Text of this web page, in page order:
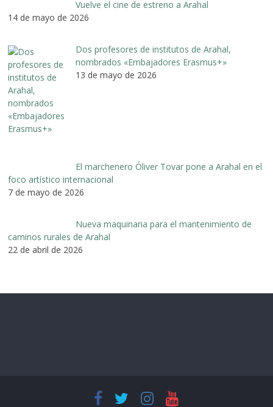
Vuelve el cine de estreno a Arahal
14 de mayo de 2026
Dos profesores de institutos de Arahal,
nombrados «Embajadores Erasmus+»
13 de mayo de 2026
El marchenero Óliver Tovar pone a Arahal en el
foco artístico internacional
7 de mayo de 2026
Nueva maquinaria para el mantenimiento de
caminos rurales de Arahal
22 de abril de 2026